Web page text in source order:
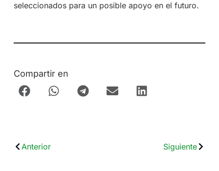
seleccionados para un posible apoyo en el futuro.
Compartir en
Anterior Siguiente